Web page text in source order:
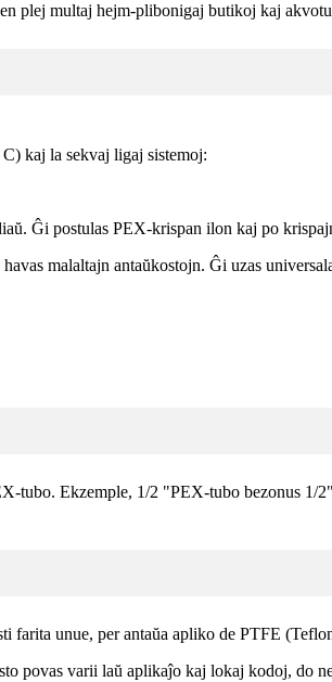
plej multaj hejm-plibonigaj butikoj kaj
kaj la sekvaj ligaj sistemoj:
Ĝi postulas PEX-krispan ilon kaj po
malaltajn antaŭkostojn. Ĝi uzas
tubo. Ekzemple, 1/2 "PEX-tubo bezonus
unue, per antaŭa apliko de PTFE
povas varii laŭ aplikaĵo kaj lokaj kodoj, do